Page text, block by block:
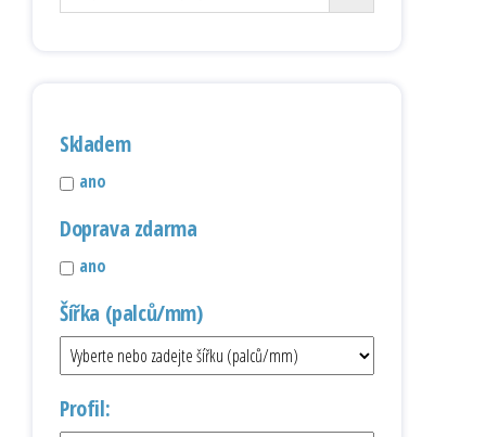
Skladem
ano
Doprava zdarma
ano
Šířka (palců/mm)
Profil: